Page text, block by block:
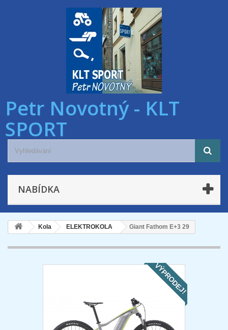
Petr Novotný - KLT
SPORT
NABÍDKA
Kola ELEKTROKOLA Giant Fathom E+3 29
VÝPRODEJ!